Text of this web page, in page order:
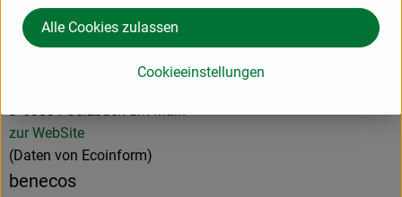
Deutschland
cosmondial GmbH & Co. KG
D 63834 Sulzbach am Main
zur WebSite
(Daten von Ecoinform)
benecos
Cookieeinstellungen
Alle Cookies zulassen